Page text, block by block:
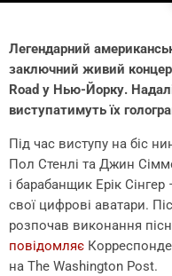
Легендарний
заключний живий
Road у Нью-Йорку.
виступатимуть їх
Під час виступу на біс
Пол Стенлі та Джин
і барабанщик Ерік
свої цифрові аватари.
розпочав виконання
повідомляє
на The Washington Post.